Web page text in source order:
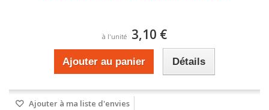
à l'unité 3,10 €
Ajouter au panier Détails
Ajouter à ma liste d'envies